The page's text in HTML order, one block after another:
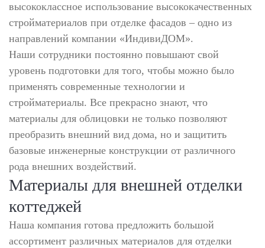
высококлассное использование высококачественных
стройматериалов при отделке фасадов – одно из
направлений компании «ИндивиДОМ».
Наши сотрудники постоянно повышают свой
уровень подготовки для того, чтобы можно было
применять современные технологии и
стройматериалы. Все прекрасно знают, что
материалы для облицовки не только позволяют
преобразить внешний вид дома, но и защитить
базовые инженерные конструкции от различного
рода внешних воздействий.
Материалы для внешней отделки
коттеджей
Наша компания готова предложить большой
ассортимент различных материалов для отделки